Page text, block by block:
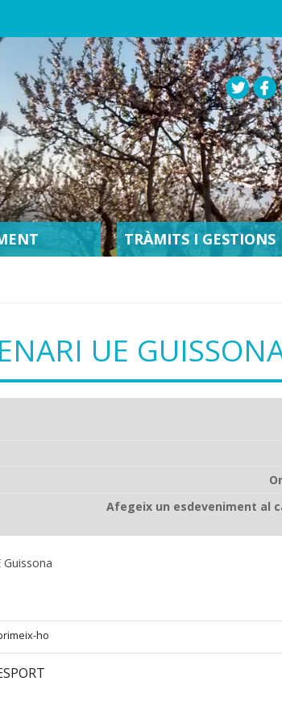
TRÀMITS I GESTIONS
UE
Afegeix un esdeveniment al
ho